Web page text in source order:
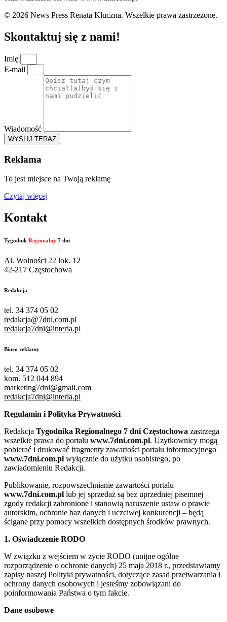
© 2026 News Press Renata Kluczna. Wszelkie prawa zastrzeżone.
Skontaktuj się z nami!
Imię
E-mail
Wiadomość
WYŚLIJ TERAZ
Reklama
To jest miejsce na Twoją reklamę
Czytaj więcej
Kontakt
Tygodnik Regionalny 7 dni
Al. Wolności 22 lok. 12
42-217 Częstochowa
Redakcja
tel. 34 374 05 02
redakcja@7dni.com.pl
redakcja7dni@interia.pl
Biuro reklamy
tel. 34 374 05 02
kom. 512 044 894
marketing7dni@gmail.com
redakcja7dni@interia.pl
Regulamin i Polityka Prywatności
Redakcja Tygodnika Regionalnego 7 dni Częstochowa zastrzega
wszelkie prawa do portalu www.7dni.com.pl. Użytkownicy mogą
pobierać i drukować fragmenty zawartości portalu informacyjnego
www.7dni.com.pl wyłącznie do użytku osobistego, po
zawiadomieniu Redakcji.
Publikowanie, rozpowszechnianie zawartości portalu
www.7dni.com.pl lub jej sprzedaż są bez uprzedniej pisemnej
zgody redakcji zabronione i stanowią naruszenie ustaw o prawie
autorskim, ochronie baz danych i uczciwej konkurencji – będą
ścigane przy pomocy wszelkich dostępnych środków prawnych.
1. Oświadczenie RODO
W związku z wejściem w życie RODO (unijne ogólne
rozporządzenie o ochronie danych) 25 maja 2018 r., przedstawiamy
zapisy naszej Polityki prywatności, dotyczące zasad przetwarzania i
ochrony danych osobowych i jesteśmy zobowiązani do
poinformowania Państwa o tym fakcie.
Dane osobowe